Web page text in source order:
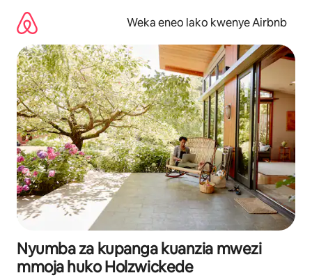
kwenda
kwenye
maudhui
Weka eneo lako kwenye Airbnb
Nyumba za kupanga kuanzia mwezi
mmoja huko Holzwickede